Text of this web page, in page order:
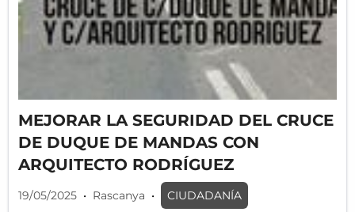
MEJORAR LA SEGURIDAD DEL CRUCE
DE DUQUE DE MANDAS CON
ARQUITECTO RODRÍGUEZ
19/05/2025 • Rascanya • CIUDADANÍA